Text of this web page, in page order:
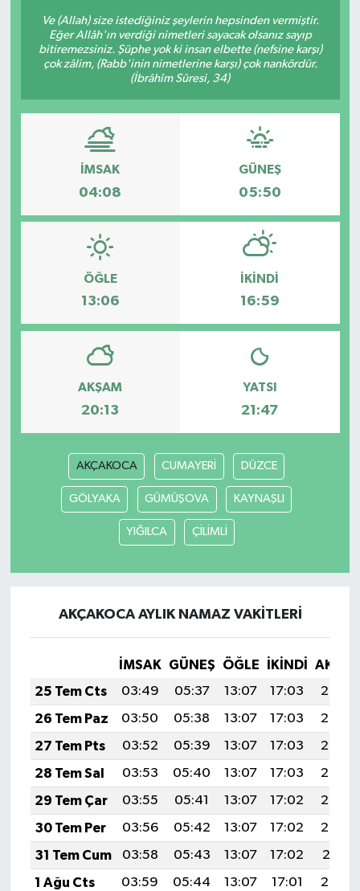
Ve (Allah) size istediğiniz şeylerin hepsinden vermiştir.
Eğer Allâh'ın verdiği nimetleri sayacak olsanız sayıp
bitiremezsiniz. Şüphe yok ki insan elbette (nefsine karşı)
çok zâlim, (Rabb'inin nimetlerine karşı) çok nankördür.
(İbrâhîm Sûresi, 34)
İMSAK
04:08
GÜNEŞ
05:50
ÖĞLE
13:06
İKINDI
16:59
AKŞAM
20:13
YATSI
21:47
AKÇAKOCA CUMAYERİ DÜZCE
GÖLYAKA GÜMÜŞOVA KAYNAŞLI
YIĞILCA ÇİLİMLİ
AKÇAKOCA AYLIK NAMAZ VAKITLERI
İMSAK GÜNEŞ ÖĞLE İKINDI
25 Tem Cts
03:49 05:37 13:07 17:03
20:27
26 Tem Paz
03:50 05:38 13:07 17:03
20:26
27 Tem Pts
03:52 05:39 13:07 17:03
20:25
28 Tem Sal
03:53 05:40 13:07 17:03
20:24
29 Tem Çar
03:55 05:41 13:07 17:02
20:23
30 Tem Per
03:56 05:42 13:07 17:02
20:22
31 Tem Cum
03:58 05:43 13:07 17:02
20:21
1 Ağu Cts
03:59 05:44 13:07 17:01
20:20